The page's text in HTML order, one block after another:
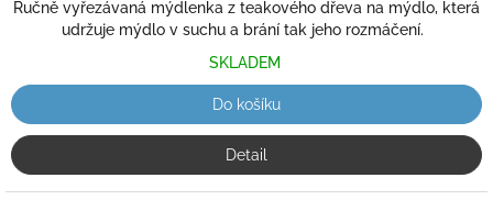
Ručně vyřezávaná mýdlenka z teakového dřeva na mýdlo, která
udržuje mýdlo v suchu a brání tak jeho rozmáčení.
SKLADEM
Do košíku
Detail